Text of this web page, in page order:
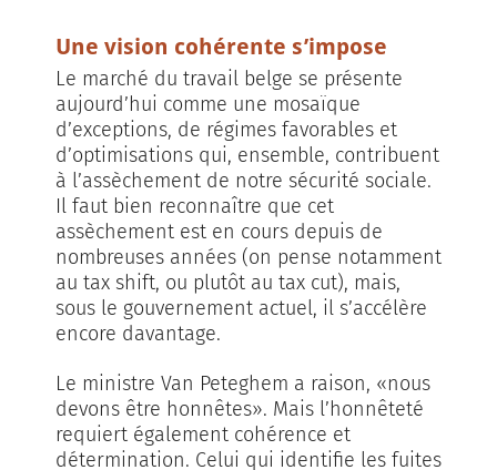
Une vision cohérente s’impose
Le marché du travail belge se présente
aujourd’hui comme une mosaïque
d’exceptions, de régimes favorables et
d’optimisations qui, ensemble, contribuent
à l’assèchement de notre sécurité sociale.
Il faut bien reconnaître que cet
assèchement est en cours depuis de
nombreuses années (on pense notamment
au tax shift, ou plutôt au tax cut), mais,
sous le gouvernement actuel, il s’accélère
encore davantage.
Le ministre Van Peteghem a raison, «nous
devons être honnêtes». Mais l’honnêteté
requiert également cohérence et
détermination. Celui qui identifie les fuites